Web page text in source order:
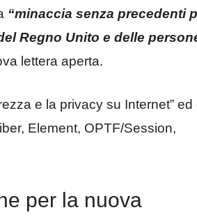
“minaccia senza precedenti
Regno Unito e delle
lettera aperta.
e la privacy su Internet” ed
Element, OPTF/Session,
per la nuova